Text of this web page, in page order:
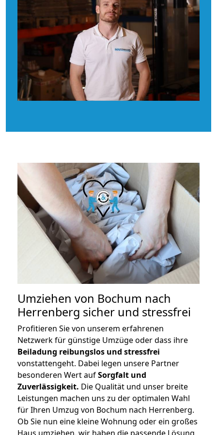
Umziehen von Bochum nach
Herrenberg sicher und stressfrei
Profitieren Sie von unserem erfahrenen
Netzwerk für günstige Umzüge oder dass ihre
Beiladung reibungslos und stressfrei
vonstattengeht. Dabei legen unsere Partner
besonderen Wert aufSorgfalt und
Zuverlässigkeit. Die Qualität und unser breite
Leistungen machen uns zu der optimalen Wahl
für Ihren Umzug von Bochum nach Herrenberg.
Ob Sie nun eine kleine Wohnung oder ein großes